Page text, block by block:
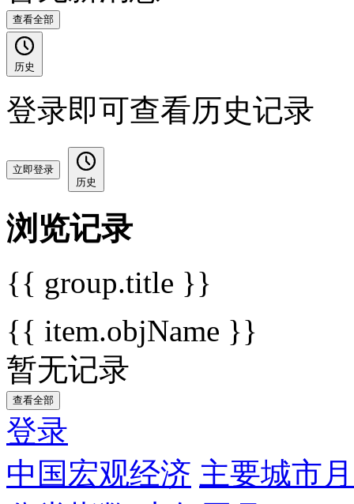
查看全部
历史
登录即可查看历史记录
立即登录
历史
浏览记录
{{ group.title }}
{{ item.objName }}
暂无记录
查看全部
登录
中国宏观经济 主要城市